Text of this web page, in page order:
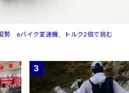
勢 eバイク変速機、トルク2倍で挑む
3